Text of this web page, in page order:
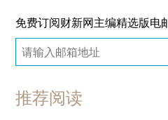
免费订阅财新网主编精选版电
推荐阅读